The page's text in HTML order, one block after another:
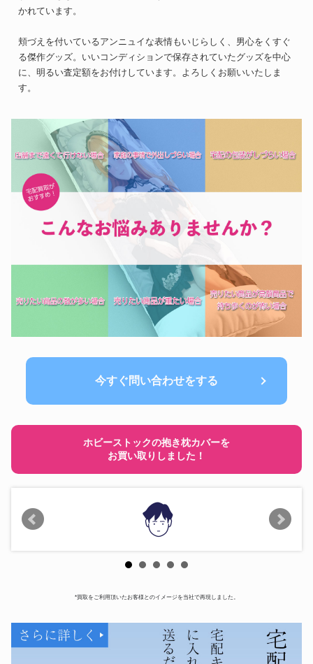
かれています。
頬づえを付いているアンニュイな表情もいじらしく、男心をくすぐ
る傑作グッズ。いいコンディションで保存されていたグッズを中心
に、明るい査定額をお付けしています。よろしくお願いいたしま
す。
今すぐ問い合わせをする
ホビーストックの抱き枕カバーを
お買い取りしました！
*買取をご利用頂いたお客様とのイメージを当社で再現しました。